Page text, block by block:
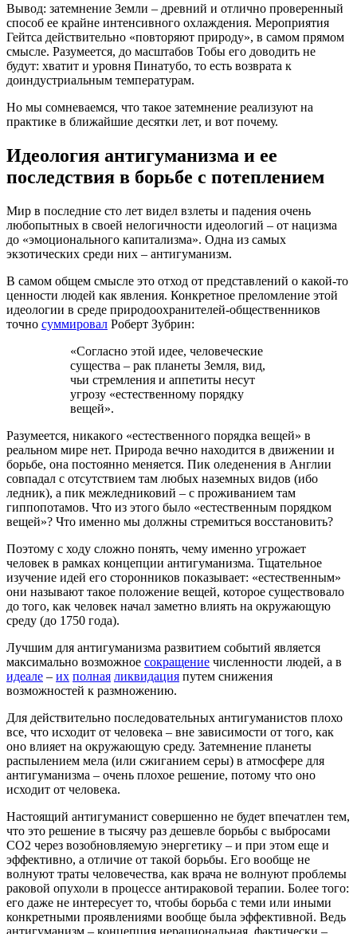
Вывод: затемнение Земли – древний и отлично проверенный
способ ее крайне интенсивного охлаждения. Мероприятия
Гейтса действительно «повторяют природу», в самом прямом
смысле. Разумеется, до масштабов Тобы его доводить не
будут: хватит и уровня Пинатубо, то есть возврата к
доиндустриальным температурам.
Но мы сомневаемся, что такое затемнение реализуют на
практике в ближайшие десятки лет, и вот почему.
Идеология антигуманизма и ее
последствия в борьбе с потеплением
Мир в последние сто лет видел взлеты и падения очень
любопытных в своей нелогичности идеологий – от нацизма
до «эмоционального капитализма». Одна из самых
экзотических среди них – антигуманизм.
В самом общем смысле это отход от представлений о какой-то
ценности людей как явления. Конкретное преломление этой
идеологии в среде природоохранителей-общественников
точно суммировал Роберт Зубрин:
«Согласно этой идее, человеческие
существа – рак планеты Земля, вид,
чьи стремления и аппетиты несут
угрозу «естественному порядку
вещей».
Разумеется, никакого «естественного порядка вещей» в
реальном мире нет. Природа вечно находится в движении и
борьбе, она постоянно меняется. Пик оледенения в Англии
совпадал с отсутствием там любых наземных видов (ибо
ледник), а пик межледниковий – с проживанием там
гиппопотамов. Что из этого было «естественным порядком
вещей»? Что именно мы должны стремиться восстановить?
Поэтому с ходу сложно понять, чему именно угрожает
человек в рамках концепции антигуманизма. Тщательное
изучение идей его сторонников показывает: «естественным»
они называют такое положение вещей, которое существовало
до того, как человек начал заметно влиять на окружающую
среду (до 1750 года).
Лучшим для антигуманизма развитием событий является
максимально возможное сокращение численности людей, а в
идеале – их полная ликвидация путем снижения
возможностей к размножению.
Для действительно последовательных антигуманистов плохо
все, что исходит от человека – вне зависимости от того, как
оно влияет на окружающую среду. Затемнение планеты
распылением мела (или сжиганием серы) в атмосфере для
антигуманизма – очень плохое решение, потому что оно
исходит от человека.
Настоящий антигуманист совершенно не будет впечатлен тем,
что это решение в тысячу раз дешевле борьбы с выбросами
СО2 через возобновляемую энергетику – и при этом еще и
эффективно, а отличие от такой борьбы. Его вообще не
волнуют траты человечества, как врача не волнуют проблемы
раковой опухоли в процессе антираковой терапии. Более того:
его даже не интересует то, чтобы борьба с теми или иными
конкретными проявлениями вообще была эффективной. Ведь
антигуманизм – концепция нерациональная, фактически –